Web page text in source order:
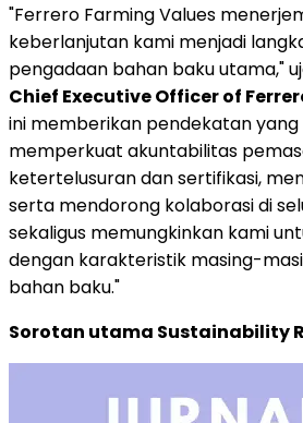
"Ferrero Farming Values
keberlanjutan kami menjadi
pengadaan bahan baku utama,"
Chief Executive Officer of
ini memberikan pendekatan
memperkuat akuntabilitas
ketertelusuran dan sertifikasi,
serta mendorong kolaborasi di
sekaligus memungkinkan kami
dengan karakteristik masing-
bahan baku."
Sorotan utama Sustainability